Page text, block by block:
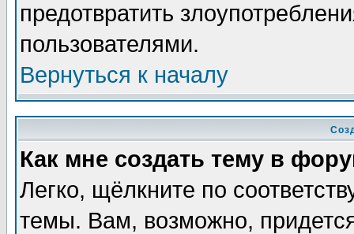
предотвратить
пользователями.
Вернуться к началу
Как мне создать тему в
Легко, щёлкните по
темы. Вам, возможно,